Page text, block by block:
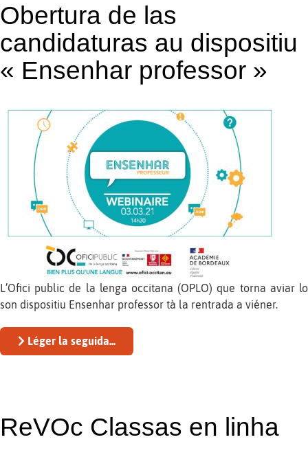
Obertura de las
candidaturas au dispositiu
« Ensenhar professor »
L’Ofici public de la lenga occitana (OPLO) que torna aviar lo
son dispositiu Ensenhar professor tà la rentrada a viéner.
Léger la seguida...
ReVOc Classas en linha